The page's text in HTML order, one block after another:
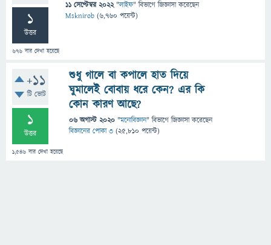
1
উত্তর
676 বার দেখা হয়েছে
11 সেপ্টেম্বর 2022 "লাইফ" বিভাগে জিজ্ঞাসাকরেছেন
Msknirob (6,760 পয়েন্ট)
+11
টি ভোট
1
উত্তর
1,546 বার দেখা হয়েছে
শুধু গালে বা কপালে হাত দিয়ে
ঘুমালেই বোবায় ধরে কেন? এর কি
কোন কারণ আছে?
06 অগাস্ট 2020 "মনোবিজ্ঞান" বিভাগে জিজ্ঞাসাকরেছেন
বিজ্ঞানের পোকা ৩ (25,810 পয়েন্ট)